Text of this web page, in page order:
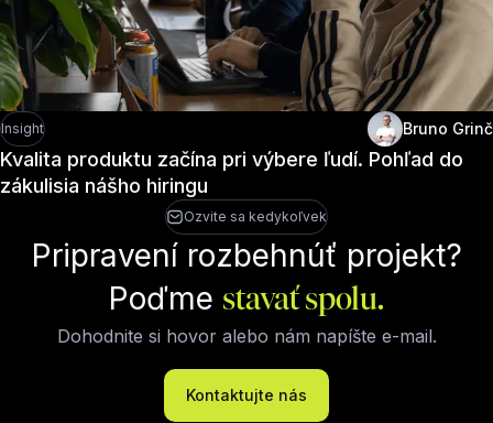
Insight Bruno Grinč
Kvalita produktu začína pri výbere ľudí. Pohľad do
zákulisia nášho hiringu
Ozvite sa kedykoľvek
Pripravení rozbehnúť projekt?
Poďmestavať spolu.
Dohodnite si hovor alebo nám napíšte e-mail.
Kontaktujte nás